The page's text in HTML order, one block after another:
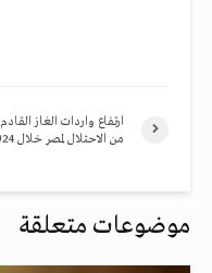
ارتفاع واردات الغاز القادم
من الاحتلال لمصر خلال 2024
موضوعات متعلقة